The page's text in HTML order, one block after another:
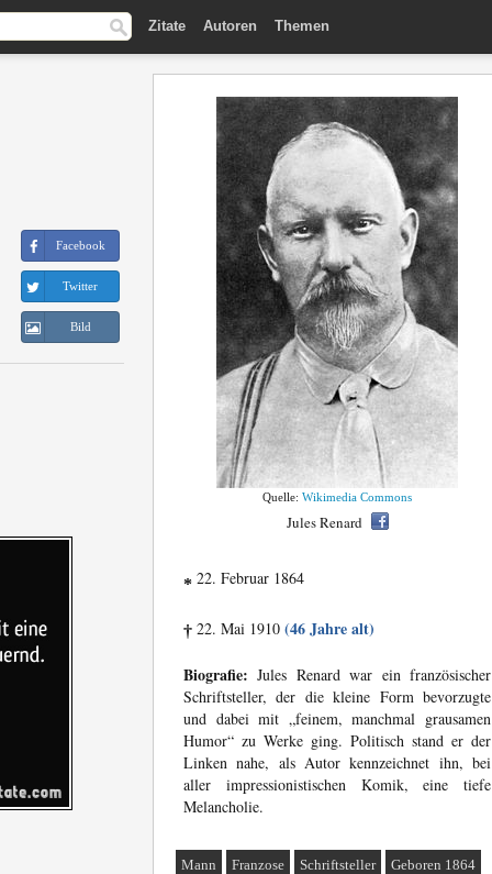
Zitate Autoren Themen
Facebook
Twitter
Bild
Quelle: Wikimedia Commons
Jules Renard
* 22. Februar 1864
† 22. Mai 1910 (46 Jahre alt)
Biografie: Jules Renard war ein französischer
Schriftsteller, der die kleine Form bevorzugte
und dabei mit „feinem, manchmal grausamen
Humor“ zu Werke ging. Politisch stand er der
Linken nahe, als Autor kennzeichnet ihn, bei
aller impressionistischen Komik, eine tiefe
Melancholie.
Mann Franzose Schriftsteller Geboren 1864